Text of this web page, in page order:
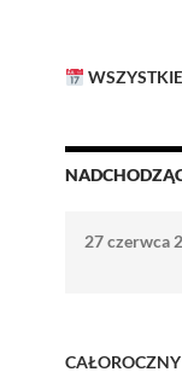
27 czerwca
CAŁOROCZNY